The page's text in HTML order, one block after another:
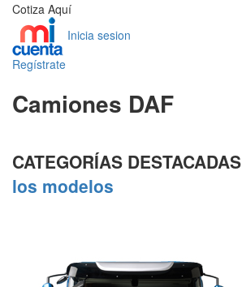
Cotiza Aquí
Inicia sesion
Regístrate
Camiones DAF
CATEGORÍAS DESTACADAS
los modelos